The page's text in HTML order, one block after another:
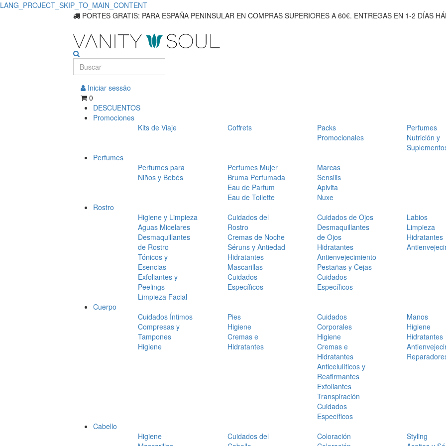
LANG_PROJECT_SKIP_TO_MAIN_CONTENT
Perfumes
Femeninos
PORTES GRATIS: PARA ESPAÑA PENINSULAR EN COMPRAS SUPERIORES A 60€. ENTREGAS EN 1-2 DÍAS
Iniciar sessão
0
DESCUENTOS
Promociones
Kits de Viaje
Coffrets
Packs
Promocionales
Perfumes
Nutrición y
Perfumes
Perfumes para
Niños y Bebés
Perfumes Mujer
Bruma Perfumada
Eau de Parfum
Eau de Toilette
Marcas
Sensilis
Apivita
Nuxe
Rostro
Higiene y Limpieza
Aguas Micelares
Desmaquillantes
de Rostro
Tónicos y
Esencias
Exfoliantes y
Peelings
Limpieza Facial
Cuidados del
Rostro
Cremas de Noche
Séruns y Antiedad
Hidratantes
Mascarillas
Cuidados
Específicos
Cuidados de Ojos
Desmaquillantes
de Ojos
Hidratantes
Antienvejecimiento
Pestañas y Cejas
Cuidados
Específicos
Labios
Limpieza
Hidratantes
Cuerpo
Cuidados Íntimos
Compresas y
Tampones
Higiene
Pies
Higiene
Cremas e
Hidratantes
Cuidados
Corporales
Higiene
Cremas e
Hidratantes
Anticelulíticos y
Reafirmantes
Exfoliantes
Transpiración
Cuidados
Específicos
Manos
Higiene
Hidratantes
Cabello
Higiene
Cuidados del
Coloración
Styling